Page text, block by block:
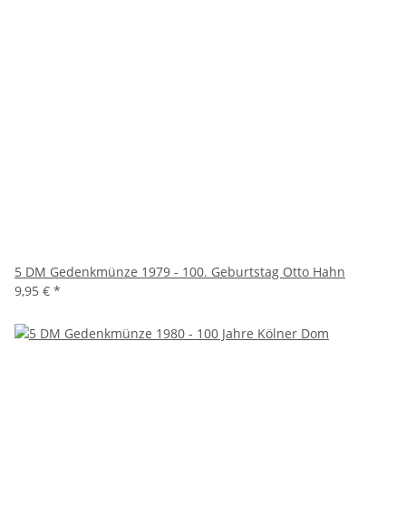
5 DM Gedenkmünze 1979 - 100. Geburtstag Otto Hahn
9,95 € *